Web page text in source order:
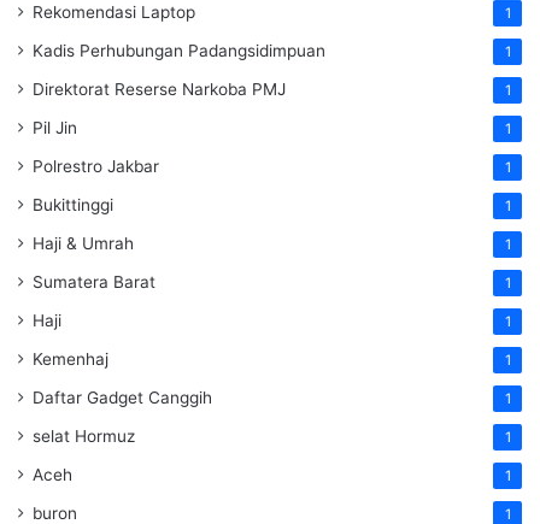
Rekomendasi Laptop 1
Kadis Perhubungan Padangsidimpuan 1
Direktorat Reserse Narkoba PMJ 1
Pil Jin 1
Polrestro Jakbar 1
Bukittinggi 1
Haji & Umrah 1
Sumatera Barat 1
Haji 1
Kemenhaj 1
Daftar Gadget Canggih 1
selat Hormuz 1
Aceh 1
buron 1